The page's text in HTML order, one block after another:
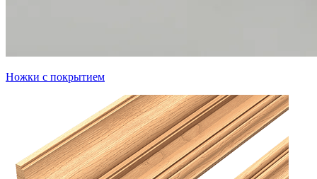
Ножки с покрытием